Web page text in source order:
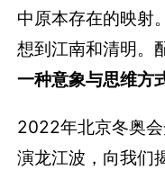
中原本存在的映射
想到江南和清明。
一种意象与思维方
2022年北京冬奥
演龙江波，向我们